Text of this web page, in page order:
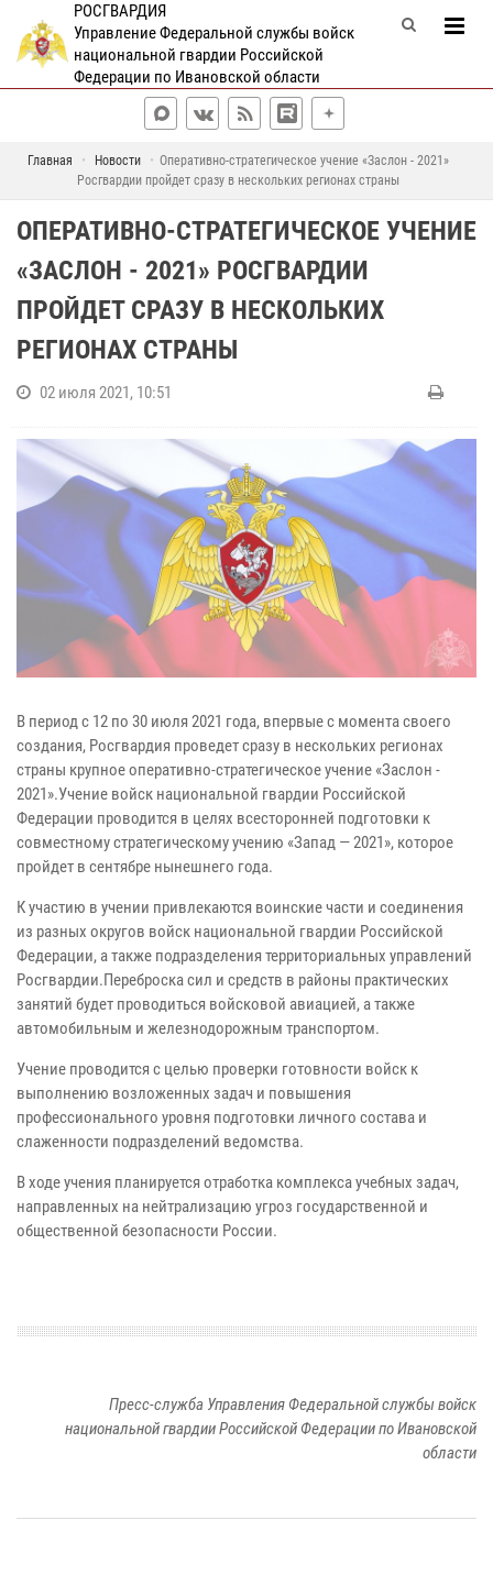
РОСГВАРДИЯ
Управление Федеральной службы войск
национальной гвардии Российской
Федерации по Ивановской области
Главная Новости
Оперативно-стратегическое учение «Заслон - 2021»
Росгвардии пройдет сразу в нескольких регионах страны
ОПЕРАТИВНО-СТРАТЕГИЧЕСКОЕ УЧЕНИЕ
«ЗАСЛОН - 2021» РОСГВАРДИИ
ПРОЙДЕТ СРАЗУ В НЕСКОЛЬКИХ
РЕГИОНАХ СТРАНЫ
02 июля 2021, 10:51
В период с 12 по 30 июля 2021 года, впервые с момента своего
создания, Росгвардия проведет сразу в нескольких регионах
страны крупное оперативно-стратегическое учение «Заслон -
2021».Учение войск национальной гвардии Российской
Федерации проводится в целях всесторонней подготовки к
совместному стратегическому учению «Запад — 2021», которое
пройдет в сентябре нынешнего года.
К участию в учении привлекаются воинские части и соединения
из разных округов войск национальной гвардии Российской
Федерации, а также подразделения территориальных управлений
Росгвардии.Переброска сил и средств в районы практических
занятий будет проводиться войсковой авиацией, а также
автомобильным и железнодорожным транспортом.
Учение проводится с целью проверки готовности войск к
выполнению возложенных задач и повышения
профессионального уровня подготовки личного состава и
слаженности подразделений ведомства.
В ходе учения планируется отработка комплекса учебных задач,
направленных на нейтрализацию угроз государственной и
общественной безопасности России.
Пресс-служба Управления Федеральной службы войск
национальной гвардии Российской Федерации по Ивановской
области